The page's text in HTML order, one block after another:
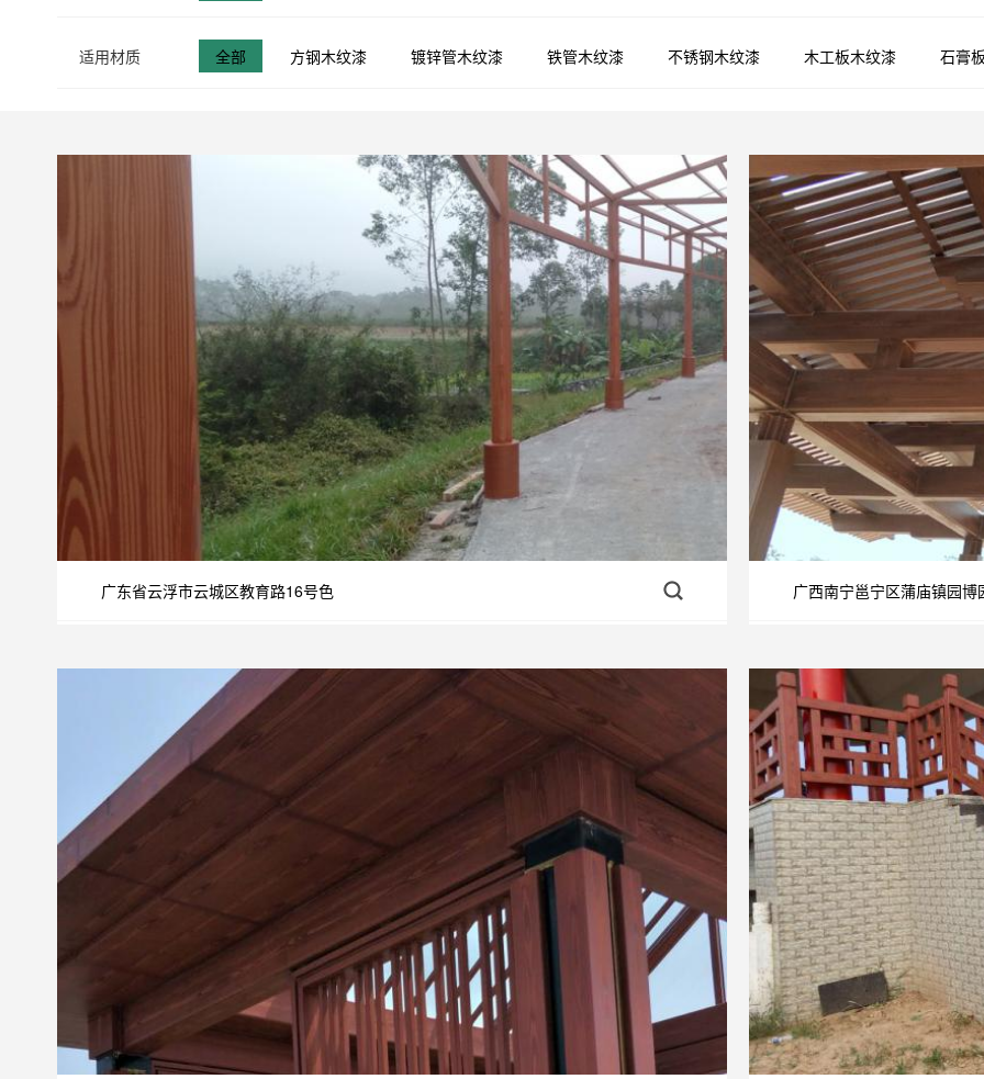
适用材质 全部 方钢木纹漆 镀锌管木纹漆 铁管木纹漆 不锈钢木纹漆 木工板木纹漆 石膏
广东省云浮市云城区教育路16号色 广西南宁邕宁区蒲庙镇园博